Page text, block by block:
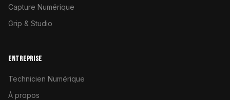
Capture Numérique
Grip & Studio
ENTREPRISE
Technicien Numérique
À propos